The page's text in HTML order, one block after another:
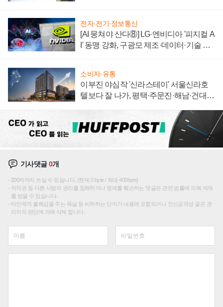
전자·전기·정보통신
[AI 뭉쳐야 산다⑧] LG·엔비디아 '피지컬 A
I' 동맹 강화, 구광모 제조·데이터·기술 결
소비자·유통
이부진 야심작 '신라스테이' 서울신라호
텔보다 잘 나가, 평택·주문진·해남·건대로
기사댓글0개
200자까지 쓰실 수 있습니다. (현재 0 byte / 최대 400byte)
저작권 등 다른 사람의 권리를 침해하거나 명예를 훼손하는 댓글은 관련 법률에 의해 제재
를 받을 수 있습니다.
타인에게 불쾌감을 주는 욕설 등 비하하는 단어가 내용에 포함되거나 인신공격성 글은 관
리자의 판단에 의해 삭제 합니다.